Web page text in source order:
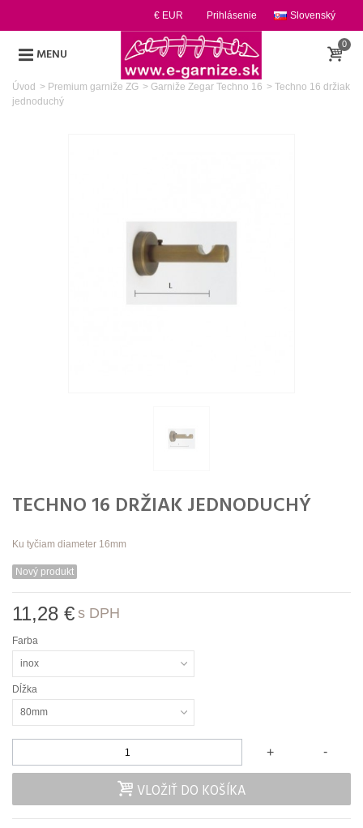
Slovenský
Prihlásenie
€ EUR
MENU
0
Úvod > Premium garniže ZG > Garniže Zegar Techno 16 > Techno 16 držiak
jednoduchý
TECHNO 16 DRŽIAK JEDNODUCHÝ
Ku tyčiam diameter 16mm
Nový produkt
11,28 € s DPH
Farba
inox
Dĺžka
80mm
-
+
VLOŽIŤ DO KOŠÍKA